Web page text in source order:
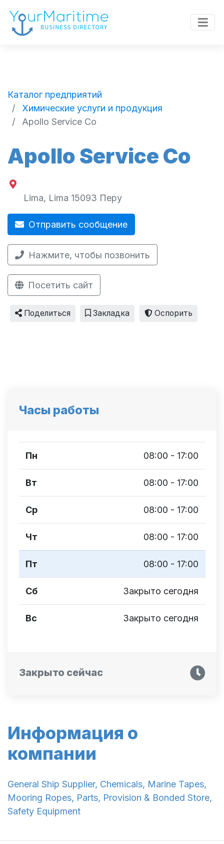
Каталог предприятий
Химические услуги и продукция
Apollo Service Co
Apollo Service Co
Lima, Lima 15093 Перу
Отправить сообщение
Нажмите, чтобы позвонить
Посетить сайт
Поделиться Закладка Оспорить
Информация о
компании
General Ship Supplier, Chemicals, Marine Tapes,
Mooring Ropes, Parts, Provision & Bonded Store,
Safety Equipment
Часы работы
Пн 08:00 - 17:00
Вт 08:00 - 17:00
Ср 08:00 - 17:00
Чт 08:00 - 17:00
Пт 08:00 - 17:00
Сб Закрыто сегодня
Вс Закрыто сегодня
Закрыто сейчас